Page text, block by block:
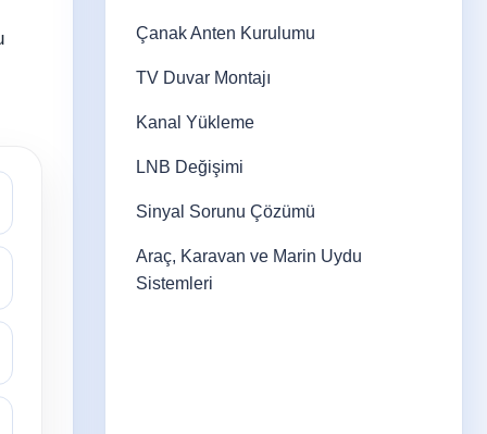
Çanak Anten Kurulumu
TV Duvar Montajı
Kanal Yükleme
LNB Değişimi
Sinyal Sorunu Çözümü
Araç, Karavan ve Marin Uydu
Sistemleri